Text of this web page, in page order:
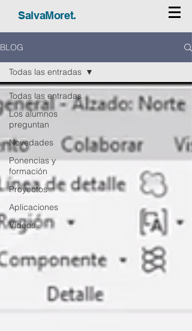
SalvaMoret.
BLOG
Todas las entradas
Los alumnos
preguntan
Novedades
Ponencias y
formación
Proyectos
Aplicaciones
Vídeos
Todas las entradas